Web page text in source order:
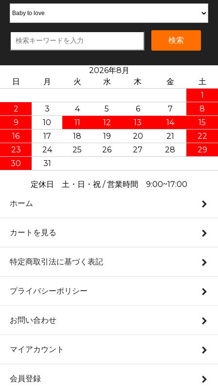
検索
2026年8月
日
月 火 水 木 金
土
1
2
3 4 5 6 7
8
9
10 11 12 13 14
15
16
17 18 19 20 21
22
23
24 25 26 27 28
29
30
31
定休日 土・日・祝 / 営業時間 9:00~17:00
ホーム
カートを見る
特定商取引法に基づく表記
プライバシーポリシー
お問い合わせ
マイアカウント
会員登録